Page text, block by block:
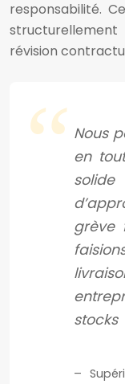
responsabilité.
révision
Nous
en
grève
stocks
–